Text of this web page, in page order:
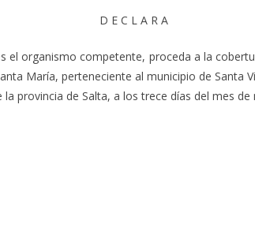
D E C L A R A
el organismo competente, proceda a la
María, perteneciente al municipio de Santa
provincia de Salta, a los trece días del mes